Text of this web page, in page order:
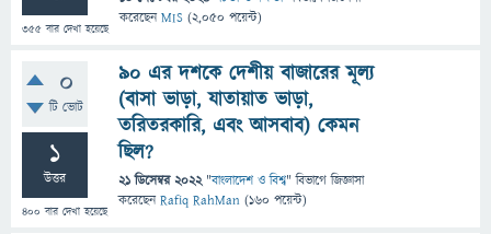
355 বার দেখা হয়েছে
করেছেনMIS (2,050 পয়েন্ট)
0
টি ভোট
1
উত্তর
400 বার দেখা হয়েছে
৯০ এর দশকে দেশীয় বাজারের মূল্য
(বাসা ভাড়া, যাতায়াত ভাড়া,
তরিতরকারি, এবং আসবাব) কেমন
ছিল?
21 ডিসেম্বর 2022 "বাংলাদেশ ও বিশ্ব" বিভাগে জিজ্ঞাসা
করেছেনRafiq RahMan (160 পয়েন্ট)